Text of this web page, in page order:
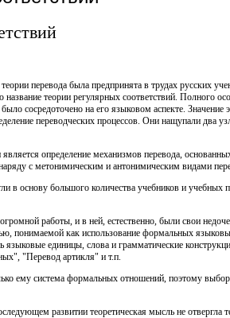
перевода была предпринята в трудах русских
теории регулярных соответствий. Полного
сосредоточено на его языковом аспекте.
переводческих процессов. Они нащупали два
определение механизмов перевода,
с метонимическим и антонимическим видами
в основу большого количества учебников и учебных
работы, и в ней, естественно, были свои
понимаемой как использование формальных
языковые единицы, слова и грамматические
"Перевод артикля" и т.п.
ему система формальных отношений, поэтому выбор
развитии теоретическая мысль не отвергла